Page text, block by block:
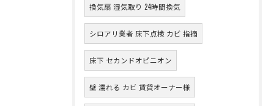
換気扇 湿気取り 24時間換気
シロアリ業者 床下点検 カビ 指摘
床下 セカンドオピニオン
壁 濡れる カビ 賃貸オーナー様